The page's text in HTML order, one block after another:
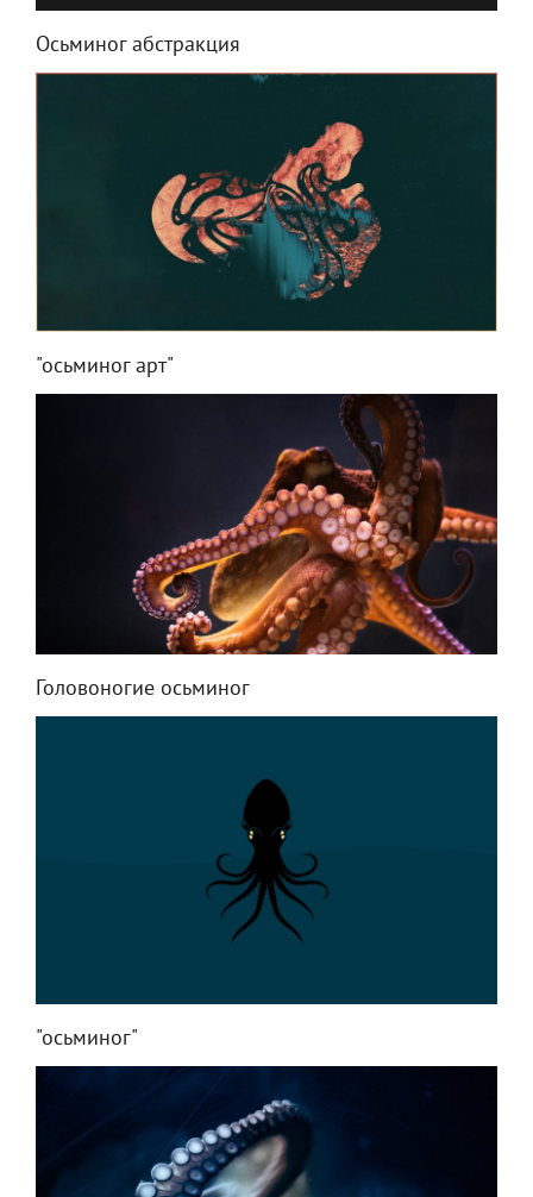
Осьминог абстракция
"осьминог арт"
Головоногие осьминог
"осьминог"